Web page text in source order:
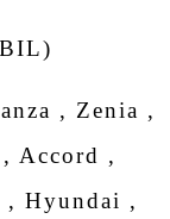
, Zenia ,
Accord ,
Hyundai ,